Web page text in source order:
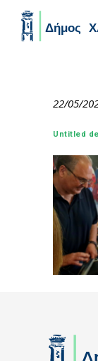
22/05/
Untitled